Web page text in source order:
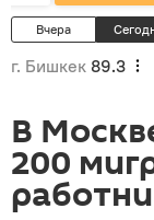
Вчера
г. Бишкек 89.3
В
200